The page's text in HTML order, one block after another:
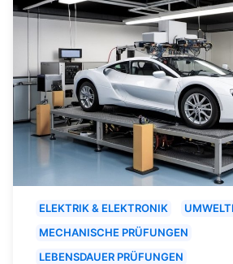
ELEKTRIK & ELEKTRONIK
MECHANISCHE PRÜFUNGEN
LEBENSDAUER PRÜFUNGEN